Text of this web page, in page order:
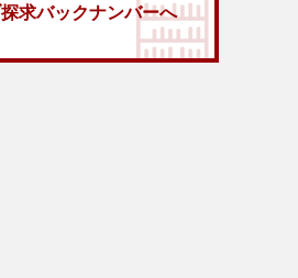
求バックナンバーへ